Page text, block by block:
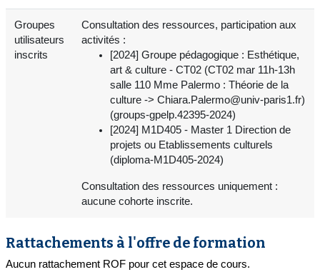
Groupes
utilisateurs
inscrits
Consultation des ressources, participation aux
activités :
[2024] Groupe pédagogique : Esthétique,
art & culture - CT02 (CT02 mar 11h-13h
salle 110 Mme Palermo : Théorie de la
culture -> Chiara.Palermo@univ-paris1.fr)
(groups-gpelp.42395-2024)
[2024] M1D405 - Master 1 Direction de
projets ou Etablissements culturels
(diploma-M1D405-2024)
Consultation des ressources uniquement :
aucune cohorte inscrite.
Rattachements à l'offre de formation
Aucun rattachement ROF pour cet espace de cours.